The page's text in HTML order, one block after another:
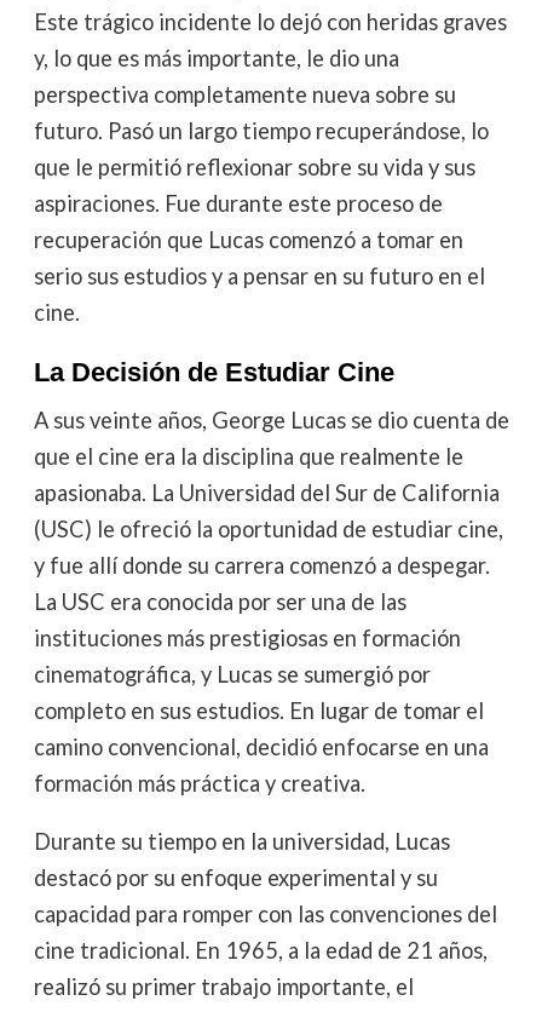
Este trágico incidente lo dejó con heridas graves
y, lo que es más importante, le dio una
perspectiva completamente nueva sobre su
futuro. Pasó un largo tiempo recuperándose, lo
que le permitió reflexionar sobre su vida y sus
aspiraciones. Fue durante este proceso de
recuperación que Lucas comenzó a tomar en
serio sus estudios y a pensar en su futuro en el
cine.
La Decisión de Estudiar Cine
A sus veinte años, George Lucas se dio cuenta de
que el cine era la disciplina que realmente le
apasionaba. La Universidad del Sur de California
(USC) le ofreció la oportunidad de estudiar cine,
y fue allí donde su carrera comenzó a despegar.
La USC era conocida por ser una de las
instituciones más prestigiosas en formación
cinematográfica, y Lucas se sumergió por
completo en sus estudios. En lugar de tomar el
camino convencional, decidió enfocarse en una
formación más práctica y creativa.
Durante su tiempo en la universidad, Lucas
destacó por su enfoque experimental y su
capacidad para romper con las convenciones del
cine tradicional. En 1965, a la edad de 21 años,
realizó su primer trabajo importante, el